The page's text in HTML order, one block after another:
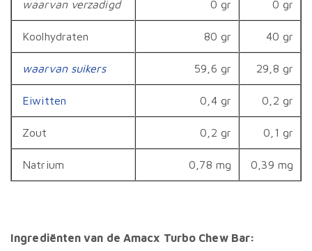
waarvan verzadigd 0 gr 0 gr
Koolhydraten 80 gr 40 gr
waarvan suikers 59,6 gr 29,8 gr
Eiwitten 0,4 gr 0,2 gr
Zout 0,2 gr 0,1 gr
Natrium 0,78 mg 0,39 mg
Ingrediënten van de Amacx Turbo Chew Bar: